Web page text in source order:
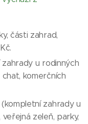
části zahrad,
u rodinných
komerčních
(kompletní zahrady u
zeleň, parky,